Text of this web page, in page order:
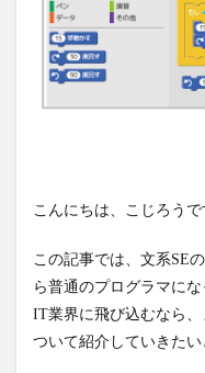
こんにちは、こじろうで
この記事では、文系SE
ら普通のプログラマに
IT業界に飛び込むなら
ついて紹介していきたい